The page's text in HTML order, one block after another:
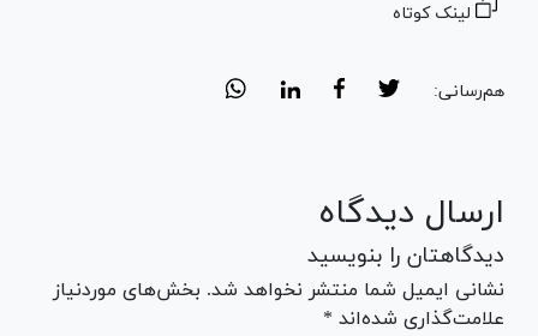
لینک کوتاه
هم‌رسانی:
ارسال دیدگاه
دیدگاهتان را بنویسید
نشانی ایمیل شما منتشر نخواهد شد. بخش‌های موردنیاز
علامت‌گذاری شده‌اند *